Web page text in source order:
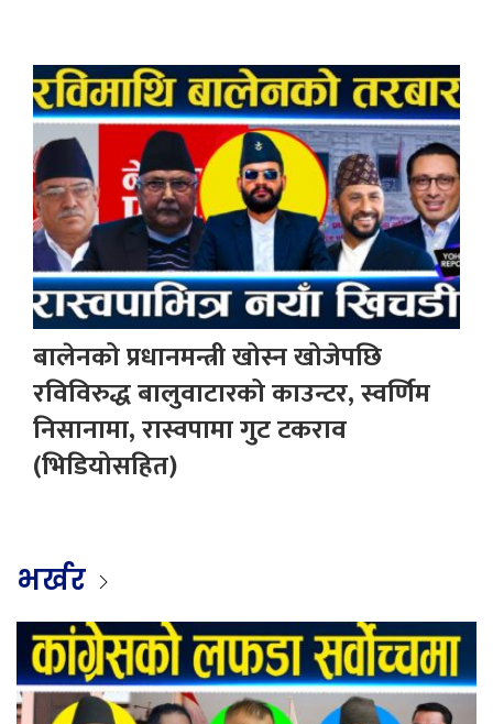
बालेनको प्रधानमन्त्री खोस्न खोजेपछि
रविविरुद्ध बालुवाटारको काउन्टर, स्वर्णिम
निसानामा, रास्वपामा गुट टकराव
(भिडियोसहित)
भर्खर